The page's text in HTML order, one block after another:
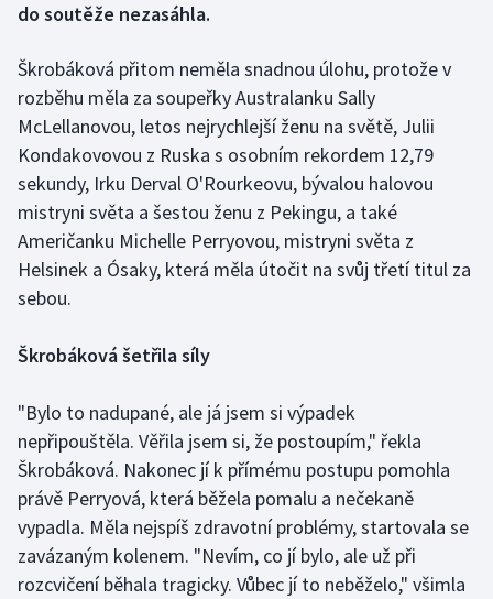
Judo
Krasobruslení
Lezení
Lyže a snowboard
Moderní pětiboj
Motorsport
Olympijské hry
Parasport
Plavání
Plážový volejbal
do soutěže nezasáhla.
Škrobáková přitom neměla snadnou úlohu, protože v
rozběhu měla za soupeřky Australanku Sally
McLellanovou, letos nejrychlejší ženu na světě, Julii
Kondakovovou z Ruska s osobním rekordem 12,79
sekundy, Irku Derval O'Rourkeovu, bývalou halovou
mistryni světa a šestou ženu z Pekingu, a také
Američanku Michelle Perryovou, mistryni světa z
Helsinek a Ósaky, která měla útočit na svůj třetí titul za
sebou.
Škrobáková šetřila síly
"Bylo to nadupané, ale já jsem si výpadek
nepřipouštěla. Věřila jsem si, že postoupím," řekla
Škrobáková. Nakonec jí k přímému postupu pomohla
právě Perryová, která běžela pomalu a nečekaně
vypadla. Měla nejspíš zdravotní problémy, startovala se
zavázaným kolenem. "Nevím, co jí bylo, ale už při
rozcvičení běhala tragicky. Vůbec jí to neběželo," všimla